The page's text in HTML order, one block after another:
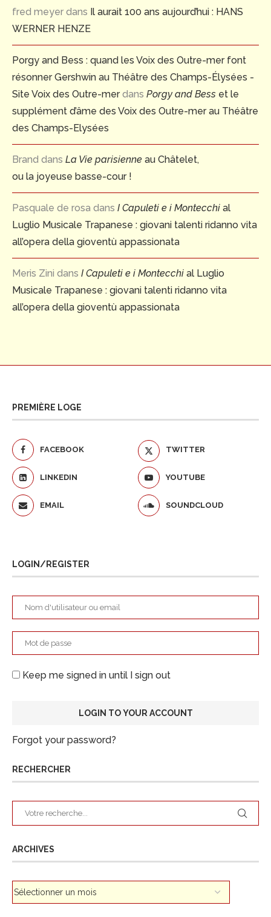
fred meyer dans Il aurait 100 ans aujourd’hui : HANS
WERNER HENZE
Porgy and Bess : quand les Voix des Outre-mer font
résonner Gershwin au Théâtre des Champs-Élysées -
Site Voix des Outre-merdans Porgy and Bess et le
supplément d’âme des Voix des Outre-mer au Théâtre
des Champs-Elysées
Brand dans La Vie parisienne au Châtelet,
ou la joyeuse basse-cour !
Pasquale de rosa dans I Capuleti e i Montecchi al
Luglio Musicale Trapanese : giovani talenti ridanno vita
all’opera della gioventù appassionata
Meris Zini dans I Capuleti e i Montecchi al Luglio
Musicale Trapanese : giovani talenti ridanno vita
all’opera della gioventù appassionata
PREMIÈRE LOGE
FACEBOOK TWITTER
LINKEDIN YOUTUBE
EMAIL SOUNDCLOUD
LOGIN/REGISTER
Keep me signed in until I sign out
Forgot your password?
RECHERCHER
ARCHIVES